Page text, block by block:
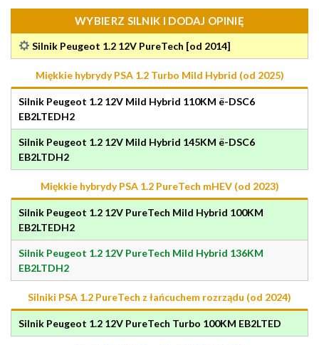
WYBIERZ SILNIK I DODAJ OPINIĘ
Silnik Peugeot 1.2 12V PureTech [od 2014]
Miękkie hybrydy PSA 1.2 Turbo Mild Hybrid (od 2025)
Silnik Peugeot 1.2 12V Mild Hybrid 110KM ë-DSC6
EB2LTEDH2
Silnik Peugeot 1.2 12V Mild Hybrid 145KM ë-DSC6
EB2LTDH2
Miękkie hybrydy PSA 1.2 PureTech mHEV (od 2023)
Silnik Peugeot 1.2 12V PureTech Mild Hybrid 100KM
EB2LTEDH2
Silnik Peugeot 1.2 12V PureTech Mild Hybrid 136KM
EB2LTDH2
Silniki PSA 1.2 PureTech z łańcuchem rozrządu (od 2024)
Silnik Peugeot 1.2 12V PureTech Turbo 100KM EB2LTED